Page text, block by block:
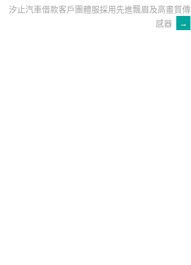
汐止汽車借款客戶團體服採用先進飄眉及高畫質傳
感器
→